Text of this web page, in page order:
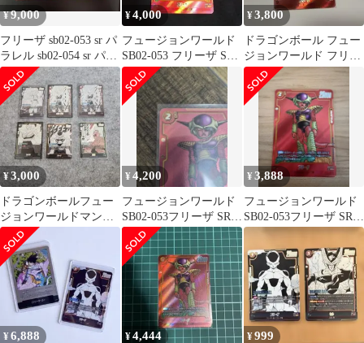
¥9,000
フリーザ sb02-053 sr パ
ラレル sb02-054 sr パラ
レル
¥4,000
フュージョンワールド
SB02-053 フリーザ SR
パラレル マンガブース
ター
¥3,800
ドラゴンボール フュー
ジョンワールド フリー
ザ
¥3,000
ドラゴンボールフュー
ジョンワールドマンガ
ブースター02 SR ま
とめ売り
¥4,200
フュージョンワールド
SB02-053フリーザ SRパ
ラレル マンガブースタ
ー
¥3,888
フュージョンワールド
SB02-053フリーザ SRパ
ラレル マンガブースタ
ー
¥6,888 ¥4,444 ¥999